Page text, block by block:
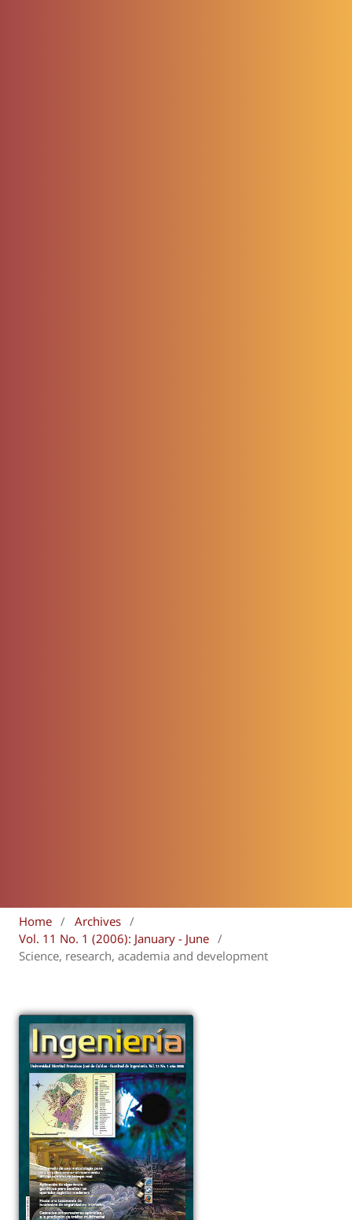
Home / Archives /
Vol. 11 No. 1 (2006): January - June /
Science, research, academia and development